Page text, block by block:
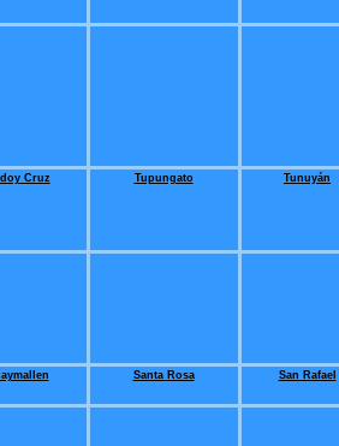
Cruz Tupungato Tunuyán
Santa Rosa San Rafael